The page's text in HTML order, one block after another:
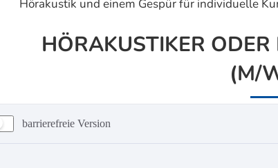
barrierefreie Version